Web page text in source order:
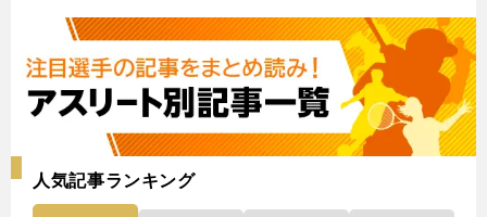
人気記事ランキング